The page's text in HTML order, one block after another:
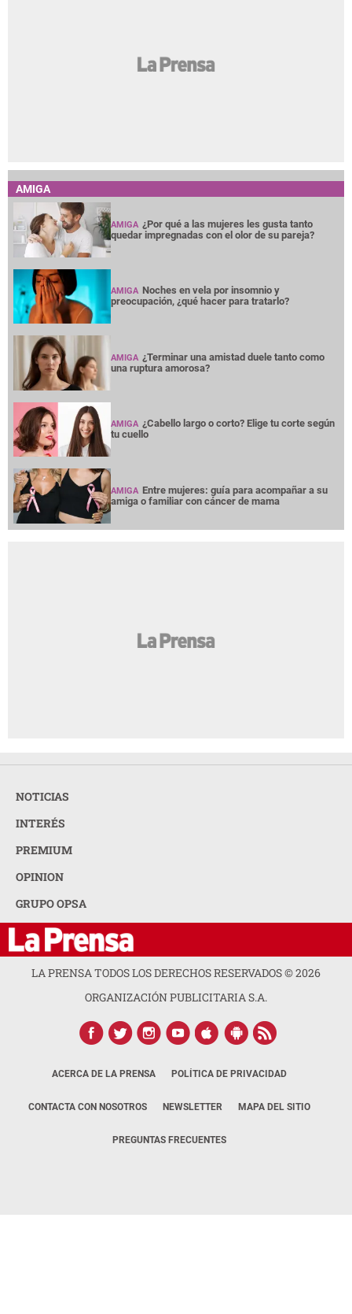
AMIGA
AMIGA ¿Por qué a las mujeres les gusta tanto
quedar impregnadas con el olor de su pareja?
AMIGA Noches en vela por insomnio y
preocupación, ¿qué hacer para tratarlo?
AMIGA ¿Terminar una amistad duele tanto como
una ruptura amorosa?
AMIGA ¿Cabello largo o corto? Elige tu corte según
tu cuello
AMIGA Entre mujeres: guía para acompañar a su
amiga o familiar con cáncer de mama
NOTICIAS
INTERÉS
PREMIUM
OPINION
GRUPO OPSA
LA PRENSA TODOS LOS DERECHOS RESERVADOS ©2026
ORGANIZACIÓN PUBLICITARIA S.A.
ACERCA DE LA PRENSA POLÍTICA DE PRIVACIDAD
CONTACTA CON NOSOTROS NEWSLETTER MAPA DEL SITIO
PREGUNTAS FRECUENTES